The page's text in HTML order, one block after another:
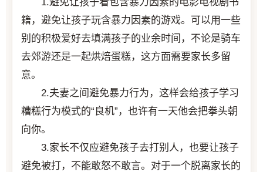
籍，避免让孩子玩含暴力因素的游戏。可以用一些
别的积极爱好去填满孩子的业余时间，不论是骑车
去郊游还是一起烘焙蛋糕，这方面需要家长多留
意。
2.夫妻之间避免暴力行为，这样会给孩子学习
糟糕行为模式的“良机”，也许有一天他会把拳头朝
向你。
3.家长不仅应避免孩子去打别人，也要让孩子
避免被打，不能敢怒不敢言。对于一个脱离家长的